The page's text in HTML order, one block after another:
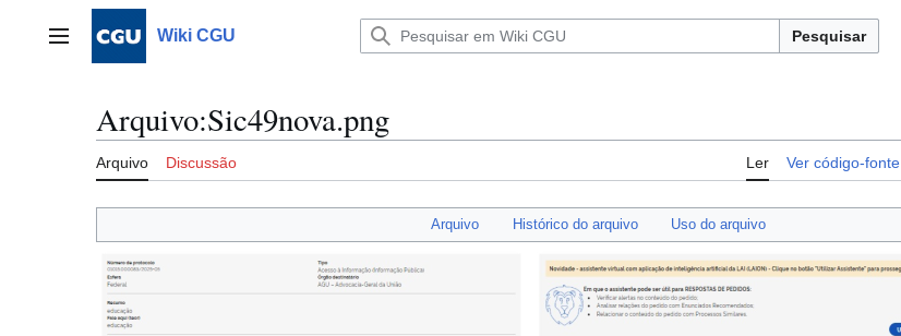
Menu principalWiki CGU Pesquisar
Arquivo:Sic49nova.png
Arquivo Discussão Ler Ver código-fonte
Arquivo Histórico do arquivo Uso do arquivo